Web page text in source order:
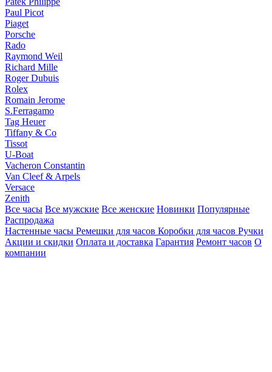
Paul Picot
Piaget
Porsche
Rado
Raymond Weil
Richard Mille
Roger Dubuis
Rolex
Romain Jerome
S.Ferragamo
Tag Heuer
Tiffany & Co
Tissot
U-Boat
Vacheron Constantin
Van Cleef & Arpels
Versace
Zenith
Все часы Все мужские Все женские Новинки Популярные
Распродажа
Настенные часы Ремешки для часов Коробки для часов Ручки
Акции и скидки Оплата и доставка Гарантия Ремонт часов О
компании